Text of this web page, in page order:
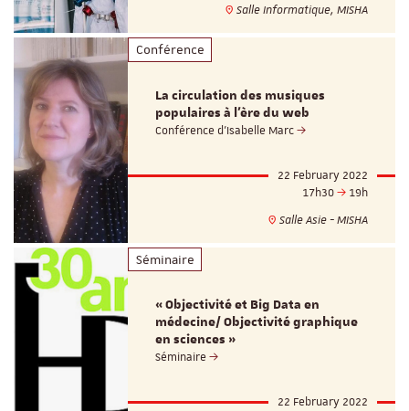
Salle Informatique, MISHA
Conférence
La circulation des musiques
populaires à l’ère du web
Conférence d'Isabelle Marc
22 February 2022
17h30
19h
Salle Asie - MISHA
Séminaire
« Objectivité et Big Data en
médecine/ Objectivité graphique
en sciences »
Séminaire
22 February 2022